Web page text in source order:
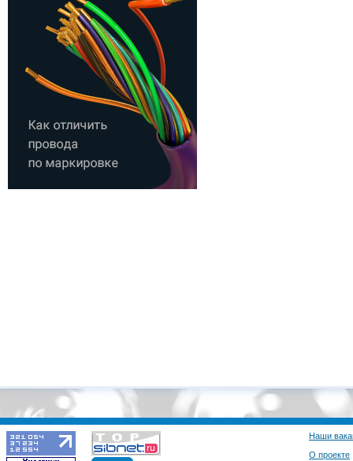
Наши
О проекте